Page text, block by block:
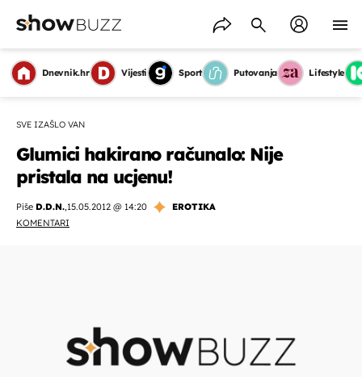
Dnevnik.hr Vijesti Sport Putovanja Lifestyle
SVE IZAŠLO VAN
Glumici hakirano računalo: Nije
pristala na ucjenu!
Piše D.D.N.,15.05.2012 @ 14:20
EROTIKA
KOMENTARI